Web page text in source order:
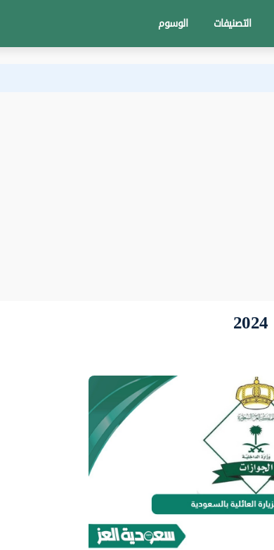
التصنيفات الوسوم